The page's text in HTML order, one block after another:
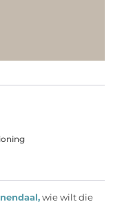
wie wilt die